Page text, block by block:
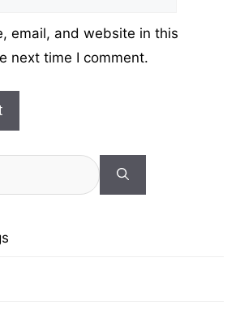
email, and website in this
next time I comment.